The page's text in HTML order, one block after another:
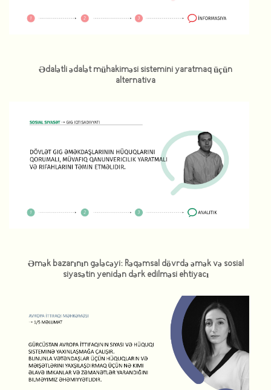
Ədalətli ədalət mühakiməsi sistemini yaratmaq üçün
alternativa
Əmək bazarının gələcəyi: Rəqəmsal dövrdə əmək və sosial
siyasətin yenidən dərk edilməsi ehtiyacı